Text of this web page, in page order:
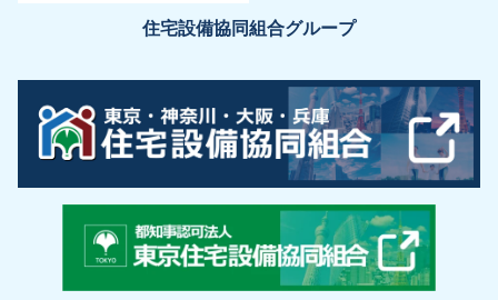
住宅設備協同組合グループ